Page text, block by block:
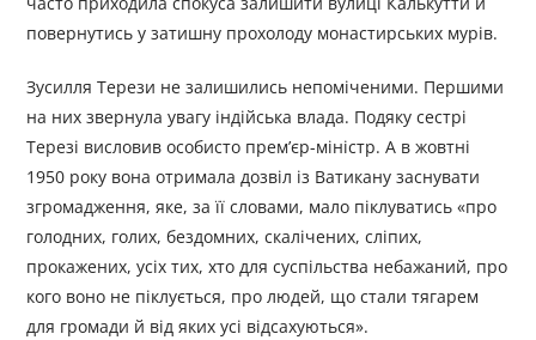
повернутись у затишну прохолоду монастирських мурів.
Зусилля Терези не залишились непоміченими. Першими
на них звернула увагу індійська влада. Подяку сестрі
Терезі висловив особисто прем’єр-міністр. А в жовтні
1950 року вона отримала дозвіл із Ватикану заснувати
згромадження, яке, за її словами, мало піклуватись «про
голодних, голих, бездомних, скалічених, сліпих,
прокажених, усіх тих, хто для суспільства небажаний, про
кого воно не піклується, про людей, що стали тягарем
для громади й від яких усі відсахуються».